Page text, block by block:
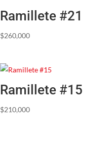
Ramillete #21
$260,000
Ramillete #15
$210,000